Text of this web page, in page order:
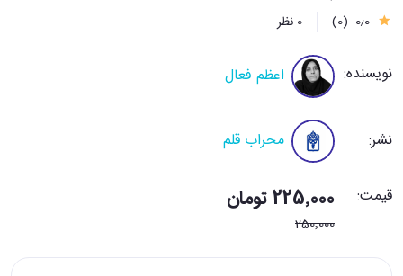
0٫0 (0) 0 نظر
نویسنده: اعظم فعال
نشر: محراب قلم
قیمت: 225٬000 تومان
250٬000